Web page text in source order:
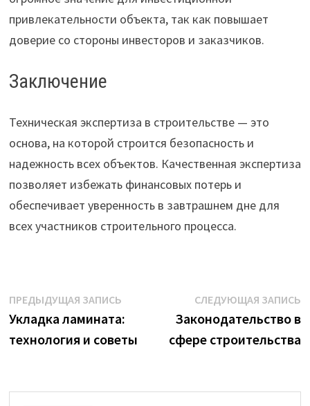
привлекательности объекта, так как повышает
доверие со стороны инвесторов и заказчиков.
Заключение
Техническая экспертиза в строительстве — это
основа, на которой строится безопасность и
надежность всех объектов. Качественная экспертиза
позволяет избежать финансовых потерь и
обеспечивает уверенность в завтрашнем дне для
всех участников строительного процесса.
Навигация
по
ПРЕДЫДУЩАЯ ЗАПИСЬПредыдущая
запись:
Укладка ламината:
технология и советы
СЛЕДУЮЩАЯ ЗАПИСЬ
Законодательство в
сфере строительства